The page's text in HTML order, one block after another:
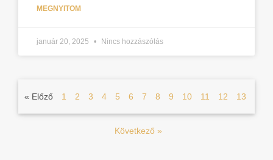
MEGNYITOM
január 20, 2025 Nincs hozzászólás
« Előző 1 2 3 4 5 6 7 8 9 10 11 12 13
Következő »